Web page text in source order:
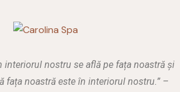
interiorul nostru se află pe fața noastră și
fața noastră este în interiorul nostru.” –